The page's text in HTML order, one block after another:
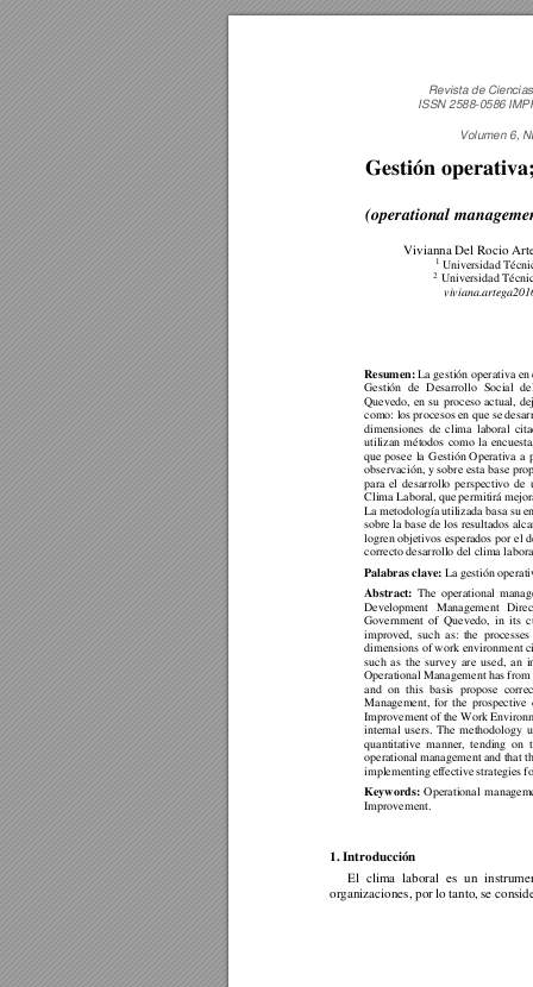
Revista de
ISSN 2588-0586
Volumen 6,
Gestión
(operational
Vivianna Del Rocio
1 Universidad
2 Universidad
Resumen: La gestión operativa en
Gestión de Desarrollo Social
Quevedo, en su proceso actual,
como: los procesos en que se
dimensiones de clima laboral
utilizan métodos como la
que posee la Gestión Operativa a
observación, y sobre esta base
para el desarrollo perspectivo de
Clima Laboral, que permitirá
La metodología utilizada basa su
sobre la base de los resultados
logren objetivos esperados por el
correcto desarrollo del clima
Palabras clave: La gestión
Abstract: The operational
Development Management
Government of Quevedo, in its
improved, such as: the processes
dimensions of work environment
such as the survey are used, an
Operational Management has from
and on this basis propose
Management, for the prospective
Improvement of the Work
internal users. The methodology
quantitative manner, tending on
operational management and that
implementing effective strategies
Keywords: Operational
Improvement.
1. Introducción
El clima laboral es un
organizaciones, por lo tanto, se